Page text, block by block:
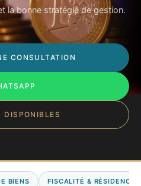
la bonne stratégie de gestion.
CONSULTATION
DISPONIBLES
BIENS FISCALITÉ & RÉSIDENCE